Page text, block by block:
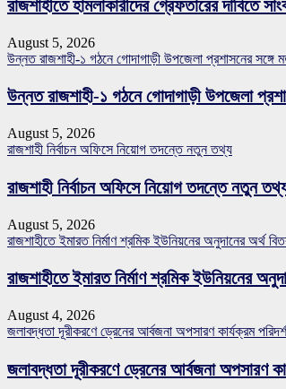
রাজশাহীতে হামলাকারীদের গ্রেফতারের দাবিতে
August 5, 2026
উন্নত রাজশাহী-১ গঠনে গোদাগাড়ী উপজেলা প্রশাসনের সঙ্গে
উন্নত রাজশাহী-১ গঠনে গোদাগাড়ী উপজেলা
August 5, 2026
রাজশাহী নির্বাচন অফিসে নিয়োগ তদন্তে নতুন তথ্য
রাজশাহী নির্বাচন অফিসে নিয়োগ তদন্তে নতুন
August 5, 2026
রাজশাহীতে ইমারত নির্মাণ শ্রমিক ইউনিয়নের অনুদানের অর্থ
রাজশাহীতে ইমারত নির্মাণ শ্রমিক ইউনিয়নের
August 4, 2026
জলাবদ্ধতা দূরীকরণে ড্রেনের আর্বজনা অপসারণ কার্যক্রম
জলাবদ্ধতা দূরীকরণে ড্রেনের আর্বজনা অপসারণ